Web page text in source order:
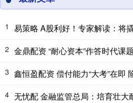
1 易策略 A股利好！专家解读：将
2 金鼎配资 “耐心资本”作答时代课
3 鑫恒盈配资 偿付能力“大考”在即
4 无忧配 金融监管总局：培育壮大